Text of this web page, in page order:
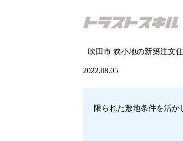
吹田市 狭小地の新築注文
2022.08.05
限られた敷地条件を活